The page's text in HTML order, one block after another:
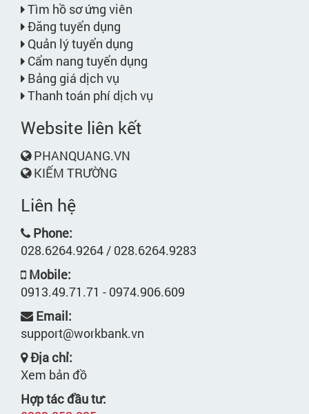
Tìm hồ sơ ứng viên
Đăng tuyển dụng
Quản lý tuyển dụng
Cẩm nang tuyển dụng
Bảng giá dịch vụ
Thanh toán phí dịch vụ
Website liên kết
PHANQUANG.VN
KIẾM TRƯỜNG
Liên hệ
Phone:
028.6264.9264 / 028.6264.9283
Mobile:
0913.49.71.71 - 0974.906.609
Email:
support@workbank.vn
Địa chỉ:
Xem bản đồ
Hợp tác đầu tư: